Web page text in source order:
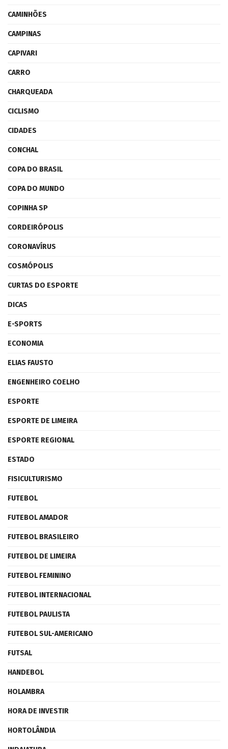
CAMINHÕES
CAMPINAS
CAPIVARI
CARRO
CHARQUEADA
CICLISMO
CIDADES
CONCHAL
COPA DO BRASIL
COPA DO MUNDO
COPINHA SP
CORDEIRÓPOLIS
CORONAVÍRUS
COSMÓPOLIS
CURTAS DO ESPORTE
DICAS
E-SPORTS
ECONOMIA
ELIAS FAUSTO
ENGENHEIRO COELHO
ESPORTE
ESPORTE DE LIMEIRA
ESPORTE REGIONAL
ESTADO
FISICULTURISMO
FUTEBOL
FUTEBOL AMADOR
FUTEBOL BRASILEIRO
FUTEBOL DE LIMEIRA
FUTEBOL FEMININO
FUTEBOL INTERNACIONAL
FUTEBOL PAULISTA
FUTEBOL SUL-AMERICANO
FUTSAL
HANDEBOL
HOLAMBRA
HORA DE INVESTIR
HORTOLÂNDIA